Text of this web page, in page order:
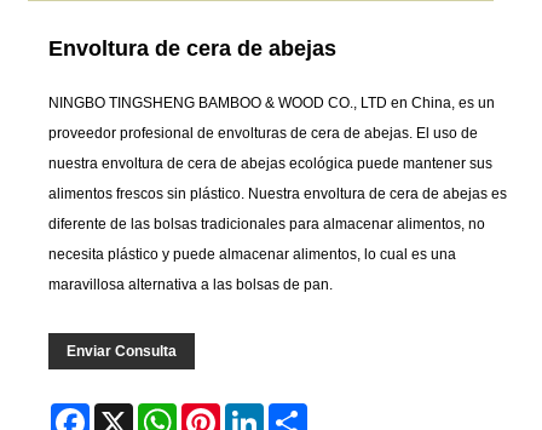
Envoltura de cera de abejas
NINGBO TINGSHENG BAMBOO & WOOD CO., LTD en China, es un
proveedor profesional de envolturas de cera de abejas. El uso de
nuestra envoltura de cera de abejas ecológica puede mantener sus
alimentos frescos sin plástico. Nuestra envoltura de cera de abejas es
diferente de las bolsas tradicionales para almacenar alimentos, no
necesita plástico y puede almacenar alimentos, lo cual es una
maravillosa alternativa a las bolsas de pan.
Enviar Consulta
Facebook WhatsAppPinterestLinkedIn